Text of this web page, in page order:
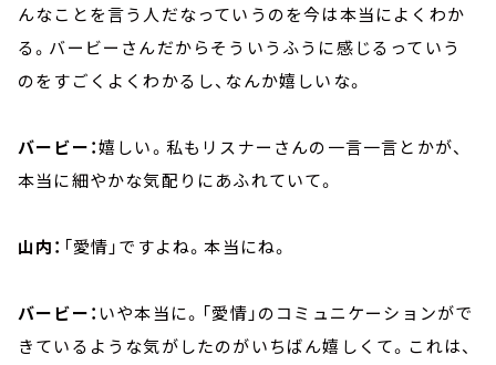
んなことを言う人だなっていうのを今は本当によくわか
る。バービーさんだからそういうふうに感じるっていう
のをすごくよくわかるし、なんか嬉しいな。
バービー：嬉しい。私もリスナーさんの一言一言とかが、
本当に細やかな気配りにあふれていて。
山内： 「愛情」ですよね。本当にね。
バービー： いや本当に。「愛情」のコミュニケーションがで
きているような気がしたのがいちばん嬉しくて。これは、